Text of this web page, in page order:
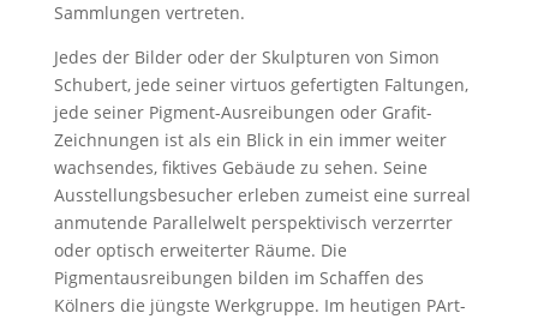
Sammlungen vertreten.
Jedes der Bilder oder der Skulpturen von Simon
Schubert, jede seiner virtuos gefertigten Faltungen,
jede seiner Pigment-Ausreibungen oder Grafit-
Zeichnungen ist als ein Blick in ein immer weiter
wachsendes, fiktives Gebäude zu sehen. Seine
Ausstellungsbesucher erleben zumeist eine surreal
anmutende Parallelwelt perspektivisch verzerrter
oder optisch erweiterter Räume. Die
Pigmentausreibungen bilden im Schaffen des
Kölners die jüngste Werkgruppe. Im heutigen PArt-